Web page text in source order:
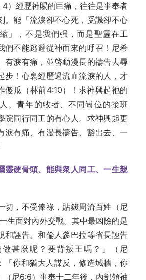
4）經歷神賜的巨痛，往往是事奉者
。能「流淚卻不心死，受譏卻不心
」，不是我們强，而是聖靈在工
們不能逃避從神而來的呼召！尼希
有淚有痛，並啓動漫長的禱告去尋
步！心裏經歷過流血流淚的人，才
傻瓜（林前4:10）！求神興起祂的
、青年的牧者、不同崗位的接班
院同行同工的有心人。求神興起更
淚有痛、有漫長禱告、豁出去、一
靈硬骨頭、能與衆人同工、一生親
切，不受俸祿，貼錢周濟百姓（尼
生面對內外交戰。其中最凶險的是
和誣告。和倫人參巴拉等省長誣告
甚麼呢？要背叛王嗎？」（尼
「你和猶大人謀反，修造城牆，你
（尼6:6）事奉十二年後，內部領袖